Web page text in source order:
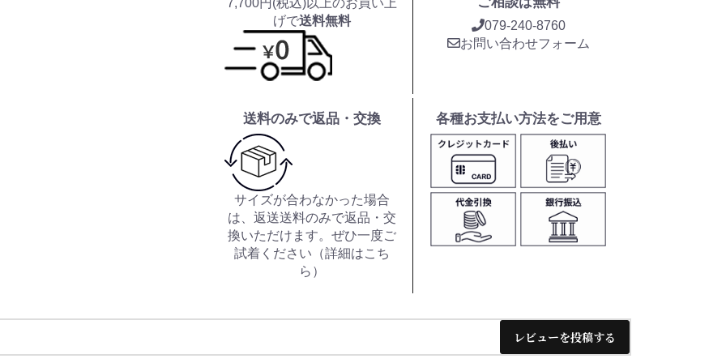
げで送料無料
079-240-8760
お問い合わせフォーム
送料のみで返品・交換
サイズが合わなかった場合
は、返送送料のみで返品・交
換いただけます。ぜひ一度ご
試着ください（詳細はこち
ら ）
各種お支払い方法をご用意
レビューを投稿する